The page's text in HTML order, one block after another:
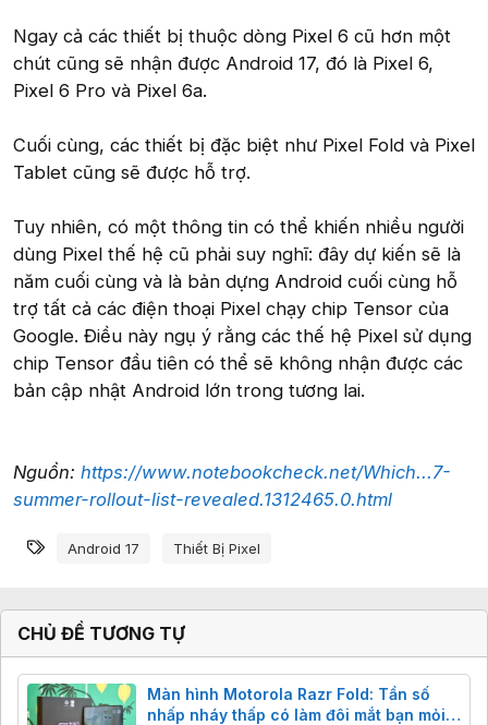
Ngay cả các thiết bị thuộc dòng Pixel 6 cũ hơn một
chút cũng sẽ nhận được Android 17, đó là Pixel 6,
Pixel 6 Pro và Pixel 6a.
Cuối cùng, các thiết bị đặc biệt như Pixel Fold và Pixel
Tablet cũng sẽ được hỗ trợ.
Tuy nhiên, có một thông tin có thể khiến nhiều người
dùng Pixel thế hệ cũ phải suy nghĩ: đây dự kiến sẽ là
năm cuối cùng và là bản dựng Android cuối cùng hỗ
trợ tất cả các điện thoại Pixel chạy chip Tensor của
Google. Điều này ngụ ý rằng các thế hệ Pixel sử dụng
chip Tensor đầu tiên có thể sẽ không nhận được các
bản cập nhật Android lớn trong tương lai.
Nguồn: https://www.notebookcheck.net/Which...7-
summer-rollout-list-revealed.1312465.0.html
Từ khóa
Android 17 Thiết Bị Pixel
CHỦ ĐỀ TƯƠNG TỰ
Màn hình Motorola Razr Fold: Tần số
nhấp nháy thấp có làm đôi mắt bạn mỏi